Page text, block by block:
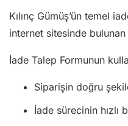
Kılınç Gümüş’ün temel
internet sitesinde bulunan
İade Talep Formunun
Siparişin doğru
İade sürecinin hızlı